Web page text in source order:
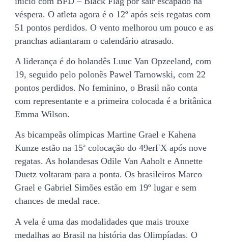
véspera. O atleta agora é o 12º após seis regatas com
51 pontos perdidos. O vento melhorou um pouco e as
pranchas adiantaram o calendário atrasado.
A liderança é do holandês Luuc Van Opzeeland, com
19, seguido pelo polonês Pawel Tarnowski, com 22
pontos perdidos. No feminino, o Brasil não conta
com representante e a primeira colocada é a britânica
Emma Wilson.
As bicampeãs olímpicas Martine Grael e Kahena
Kunze estão na 15ª colocação do 49erFX após nove
regatas. As holandesas Odile Van Aaholt e Annette
Duetz voltaram para a ponta. Os brasileiros Marco
Grael e Gabriel Simões estão em 19º lugar e sem
chances de medal race.
A vela é uma das modalidades que mais trouxe
medalhas ao Brasil na história das Olimpíadas. O